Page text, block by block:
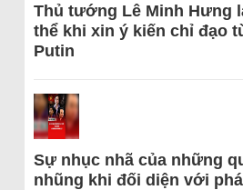
Thủ tướng Lê Minh Hưng
thể khi xin ý kiến chỉ đạo
Putin
Sự nhục nhã của những
nhũng khi đối diện với